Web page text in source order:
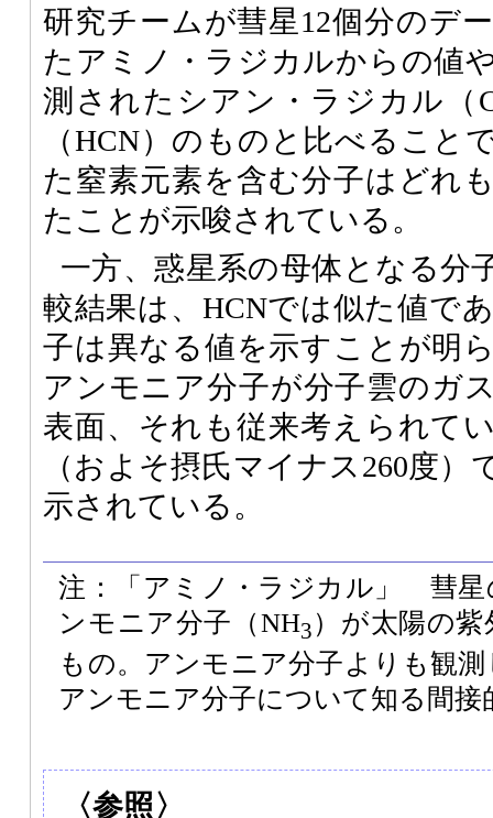
研究チームが彗星12個分のデ
たアミノ・ラジカルからの値
測されたシアン・ラジカル（
（HCN）のものと比べること
た窒素元素を含む分子はどれ
たことが示唆されている。
一方、惑星系の母体となる分
較結果は、HCNでは似た値で
子は異なる値を示すことが明
アンモニア分子が分子雲のガ
表面、それも従来考えられて
（およそ摂氏マイナス260度
示されている。
注：「アミノ・ラジカル」 彗星
ンモニア分子（NH3 ）が太陽の
もの。アンモニア分子よりも観
アンモニア分子について知る間
〈参照〉